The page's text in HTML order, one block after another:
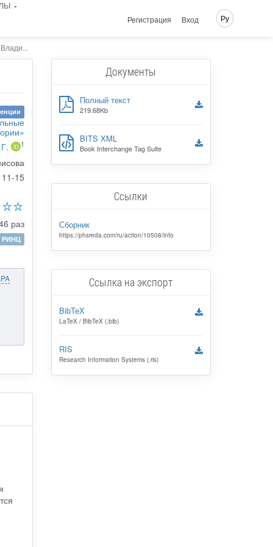
Регистрация Вход Ру
1
11-15
раз
РИНЦ
Документы
Полный текст
219.68Kb
BITS XML
Book Interchange Tag Suite
Ссылки
Сборник
https://phsreda.com/ru/action/10508/info
Ссылка на экспорт
BibTeX
LaTeX / BibTeX (.bib)
RIS
Research Information Systems (.ris)